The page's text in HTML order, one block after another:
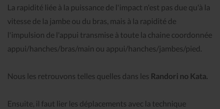
La rapidité liée à la puissance de l'impact n'est pas due qu'à la
vitesse de la jambe ou du bras, mais à la rapidité de
l'impulsion de l'appui transmise à toute la chaine coordonnée
appui/hanches/bras/main ou appui/hanches/jambes/pied.
Nous les retrouvons telles quelles dans les Randori no Kata.
Ensuite, il faut lier les déplacements avec la technique